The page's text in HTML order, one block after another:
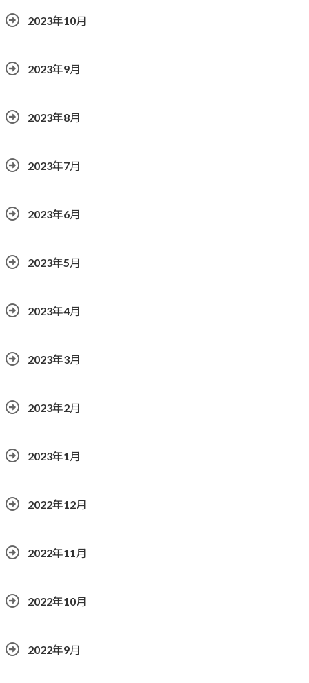
2023年10月
2023年9月
2023年8月
2023年7月
2023年6月
2023年5月
2023年4月
2023年3月
2023年2月
2023年1月
2022年12月
2022年11月
2022年10月
2022年9月